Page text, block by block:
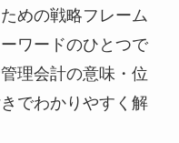
めの戦略フレーム
ワードのひとつで
理会計の意味・位
でわかりやすく解